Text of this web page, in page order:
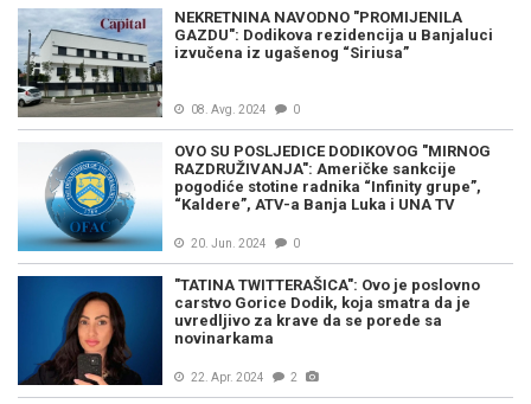
NEKRETNINA NAVODNO "PROMIJENILA
GAZDU": Dodikova rezidencija u Banjaluci
izvučena iz ugašenog “Siriusa”
08. Avg. 2024 0
OVO SU POSLJEDICE DODIKOVOG "MIRNOG
RAZDRUŽIVANJA": Američke sankcije
pogodiće stotine radnika “Infinity grupe”,
“Kaldere”, ATV-a Banja Luka i UNA TV
20. Jun. 2024 0
"TATINA TWITTERAŠICA": Ovo je poslovno
carstvo Gorice Dodik, koja smatra da je
uvredljivo za krave da se porede sa
novinarkama
22. Apr. 2024 2